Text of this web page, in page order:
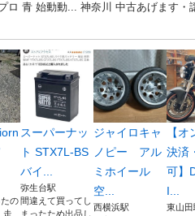
ロ 青 始動動... 神奈川 中古あげます
の
走
スーパーナッ
ト STX7L-BS
バイ...
弥生台駅
間違えて買ってし
まったため出品し
ジャイロキャ
ノピー アル
ミホイール
空...
西横浜駅
【
決済
可】
I...
東山田